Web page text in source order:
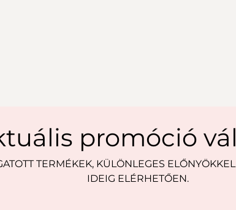
promóció
TERMÉKEK, KÜLÖNLEGES
IDEIG ELÉRHETŐEN.